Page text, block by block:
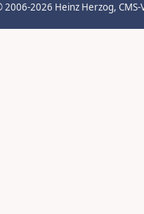
2006-2026 Heinz Herzog,